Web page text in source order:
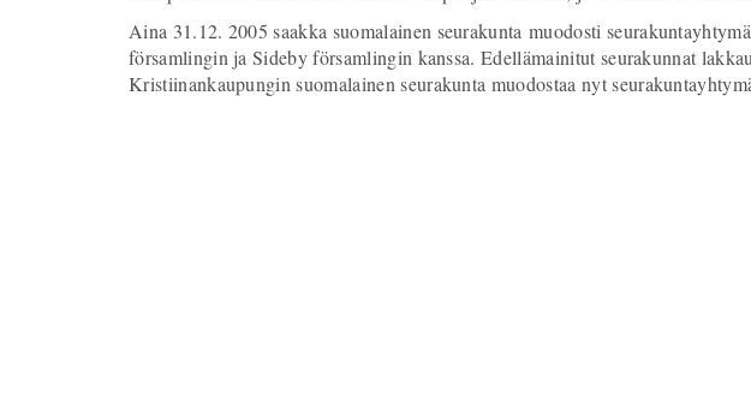
Aina 31.12. 2005 saakka suomalainen seurakunta muodosti
församlingin ja Sideby församlingin kanssa. Edellämainitut seurakunnat
Kristiinankaupungin suomalainen seurakunta muodostaa nyt